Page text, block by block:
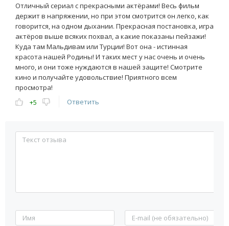
Отличный сериал с прекрасными актёрами! Весь фильм
держит в напряжении, но при этом смотрится он легко, как
говорится, на одном дыхании. Прекрасная постановка, игра
актёров выше всяких похвал, а какие показаны пейзажи!
Куда там Мальдивам или Турции! Вот она - истинная
красота нашей Родины! И таких мест у нас очень и очень
много, и они тоже нуждаются в нашей защите! Смотрите
кино и получайте удовольствие! Приятного всем
просмотра!
+5
Ответить